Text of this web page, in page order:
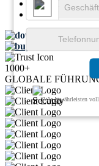
SKU ID:
Seiten:
1000+
GLOBALE
Wir gewährleisten